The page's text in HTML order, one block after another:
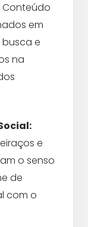
Conteúdo
em
busca e
na
e
o senso
de
com o